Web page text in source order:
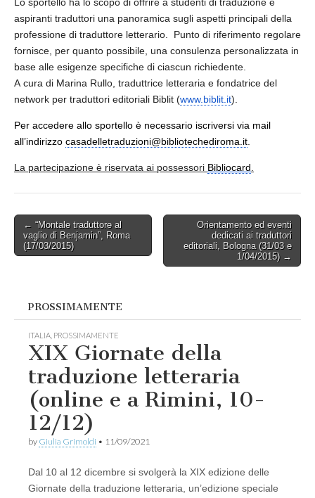
aspiranti traduttori una panoramica sugli aspetti principali della
professione di traduttore letterario. Punto di riferimento regolare
fornisce, per quanto possibile, una consulenza personalizzata in
base alle esigenze specifiche di ciascun richiedente.
A cura di Marina Rullo, traduttrice letteraria e fondatrice del
network per traduttori editoriali Biblit (www.biblit.it).
Per accedere allo sportello è necessario iscriversi via mail
all’indirizzo casadelletraduzioni@bibliotechediroma.it
La partecipazione è riservata ai possessori Bibliocard
Post
navigation
← “Montale traduttore al
vaglio di Benjamin”, Roma
(17/03/2015)
Orientamento ed eventi
dedicati ai traduttori
editoriali, Bologna (31/03 e
1/04/2015) →
PROSSIMAMENTE
ITALIA PROSSIMAMENTE
XIX Giornate della
traduzione letteraria
(online e a Rimini, 10-
12/12)
by Giulia Grimoldi • 11/09/2021
Dal 10 al 12 dicembre si svolgerà la XIX edizione delle
Giornate della traduzione letteraria, un’edizione speciale